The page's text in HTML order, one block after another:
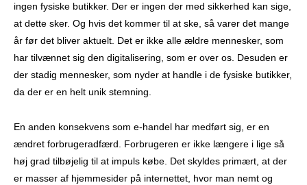
ingen fysiske butikker. Der er ingen der med sikkerhed kan sige,
at dette sker. Og hvis det kommer til at ske, så varer det mange
år før det bliver aktuelt. Det er ikke alle ældre mennesker, som
har tilvænnet sig den digitalisering, som er over os. Desuden er
der stadig mennesker, som nyder at handle i de fysiske butikker,
da der er en helt unik stemning.
En anden konsekvens som e-handel har medført sig, er en
ændret forbrugeradfærd. Forbrugeren er ikke længere i lige så
høj grad tilbøjelig til at impuls købe. Det skyldes primært, at der
er masser af hjemmesider på internettet, hvor man nemt og